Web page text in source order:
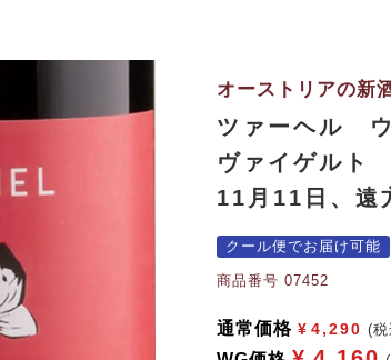
オーストリアの新
ツァーヘル
ヴァイゲルト
11月11日、遠
クール便でお届け可能
商品番号 07452
通常価格 ¥ 4,290 (税